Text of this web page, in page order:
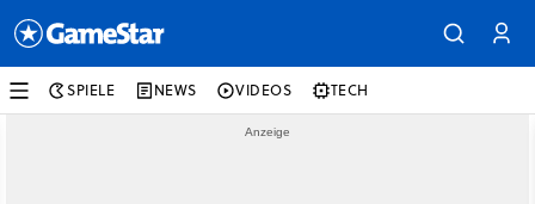
SPIELE NEWS VIDEOS TECH